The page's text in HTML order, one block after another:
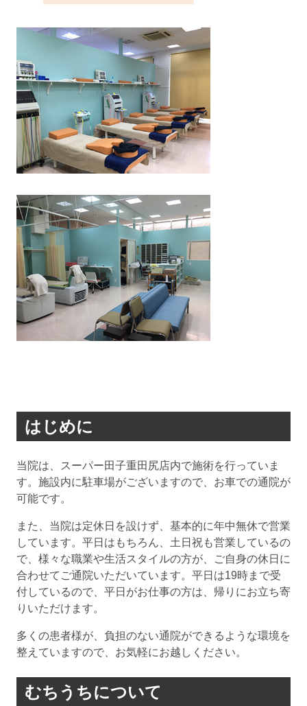
はじめに
当院は、スーパー田子重田尻店内で施術を行っていま
す。施設内に駐車場がございますので、お車での通院が
可能です。
また、当院は定休日を設けず、基本的に年中無休で営業
しています。平日はもちろん、土日祝も営業しているの
で、様々な職業や生活スタイルの方が、ご自身の休日に
合わせてご通院いただいています。平日は19時まで受
付しているので、平日がお仕事の方は、帰りにお立ち寄
りいただけます。
多くの患者様が、負担のない通院ができるような環境を
整えていますので、お気軽にお越しください。
むちうちについて